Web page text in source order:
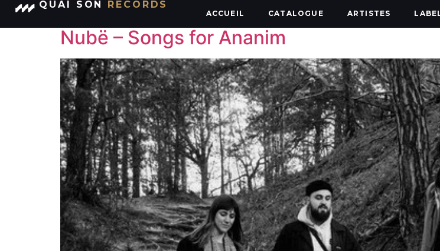
QUAI SON RECORDS
ACCUEIL CATALOGUE ARTISTES
Genre : Songwriter · Folk
Nubë – Songs for Ananim